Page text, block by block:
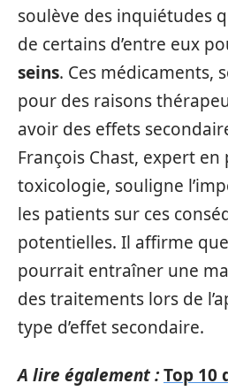
soulève des inquiétudes
de certains d’entre eux
seins. Ces médicaments,
pour des raisons
avoir des effets
François Chast, expert
toxicologie, souligne
les patients sur ces
potentielles. Il affirme
pourrait entraîner une
des traitements lors de
type d’effet secondaire.
A lire également :Top 10